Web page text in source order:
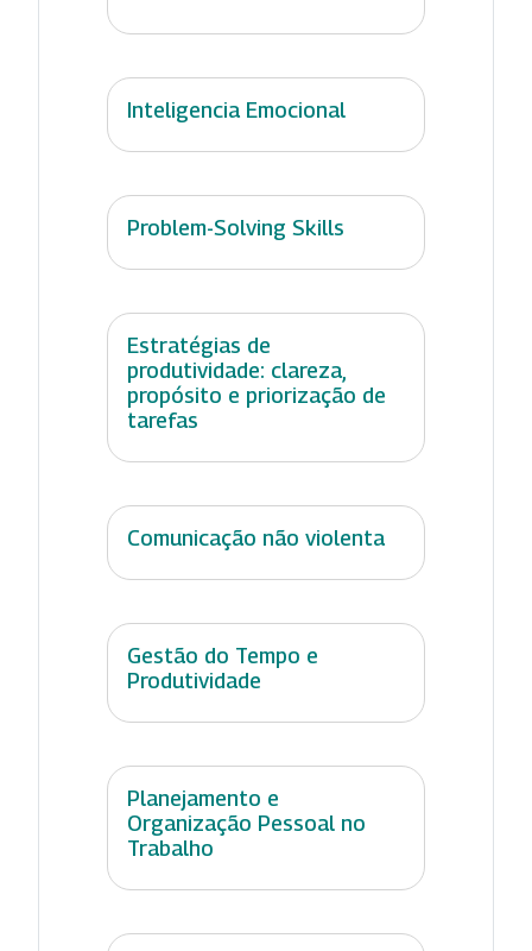
Inteligencia Emocional
Problem-Solving Skills
Estratégias de
produtividade: clareza,
propósito e priorização de
tarefas
Comunicação não violenta
Gestão do Tempo e
Produtividade
Planejamento e
Organização Pessoal no
Trabalho